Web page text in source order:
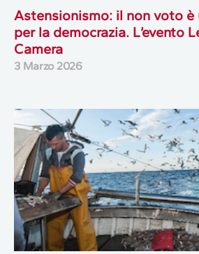
Astensionismo: il non voto è
per la democrazia. L’evento
Camera
3 Marzo 2026